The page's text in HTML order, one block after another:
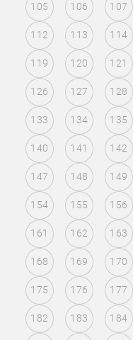
105 106 107
112 113 114
119 120 121
126 127 128
133 134 135
140 141 142
147 148 149
154 155 156
161 162 163
168 169 170
175 176 177
182 183 184